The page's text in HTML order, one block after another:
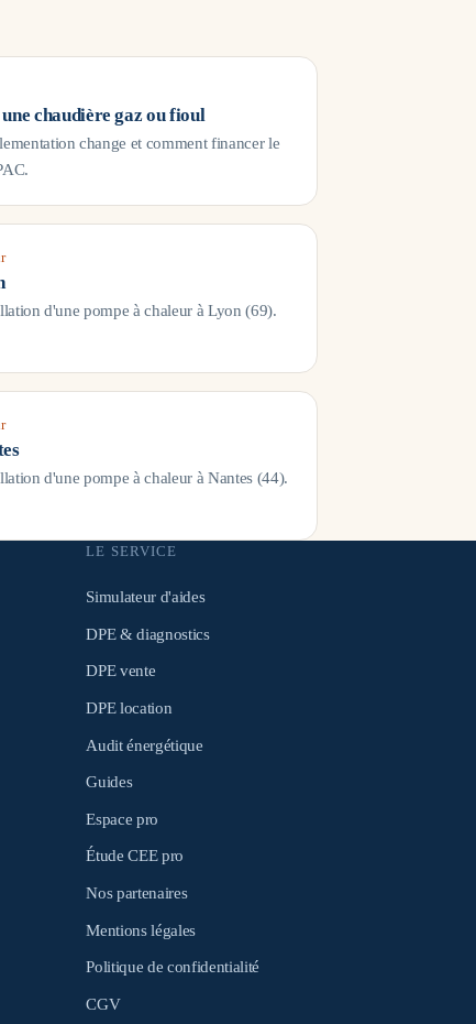
chaudière gaz ou fioul
change et comment financer le
d'une pompe à chaleur àLyon (69).
d'une pompe à chaleur àNantes (44).
LE SERVICE
Simulateur d'aides
DPE & diagnostics
DPE vente
DPE location
Audit énergétique
Guides
Espace pro
Étude CEE pro
Nos partenaires
Mentions légales
Politique de confidentialité
CGV